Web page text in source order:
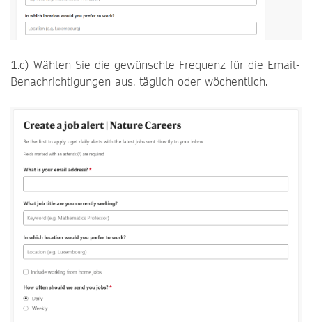
1.c) Wählen Sie die gewünschte Frequenz für die Email-
Benachrichtigungen aus, täglich oder wöchentlich.